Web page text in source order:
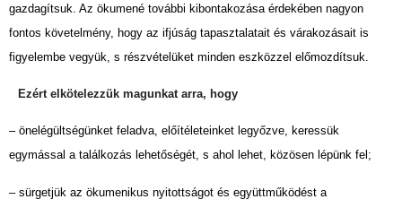
gazdagítsuk. Az ökumené további kibontakozása érdekében nagyon
fontos követelmény, hogy az ifjúság tapasztalatait és várakozásait is
figyelembe vegyük, s részvételüket minden eszközzel előmozdítsuk.
Ezért elkötelezzük magunkat arra, hogy
– önelégültségünket feladva, előítéleteinket legyőzve, keressük
egymással a találkozás lehetőségét, s ahol lehet, közösen lépünk fel;
– sürgetjük az ökumenikus nyitottságot és együttműködést a